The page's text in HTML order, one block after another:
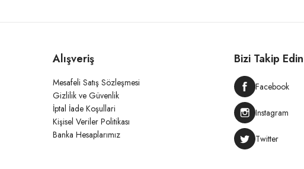
Alışveriş
Mesafeli Satış Sözleşmesi
Gizlilik ve Güvenlik
İptal İade Koşullari
Kişisel Veriler Politikası
Banka Hesaplarımız
Bizi Takip Edin
Facebook
Instagram
Twitter